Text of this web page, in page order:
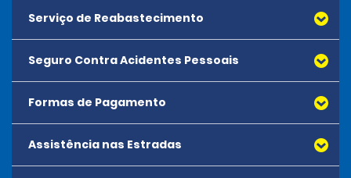
Serviço de Reabastecimento
Seguro Contra Acidentes Pessoais
Formas de Pagamento
Assistência nas Estradas